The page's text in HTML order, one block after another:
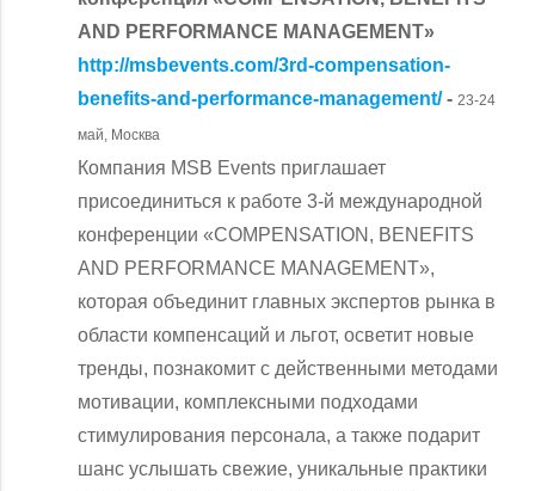
AND PERFORMANCE MANAGEMENT»
http://msbevents.com/3rd-compensation-
benefits-and-performance-management/- 23-24
май, Москва
Компания MSB Events приглашает
присоединиться к работе 3-й международной
конференции «COMPENSATION, BENEFITS
AND PERFORMANCE MANAGEMENT»,
которая объединит главных экспертов рынка в
области компенсаций и льгот, осветит новые
тренды, познакомит с действенными методами
мотивации, комплексными подходами
стимулирования персонала, а также подарит
шанс услышать свежие, уникальные практики